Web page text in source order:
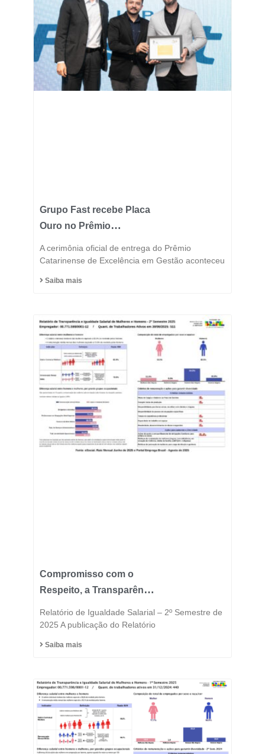
Grupo Fast recebe Placa
Ouro no Prêmio
Excelência 2025 e
A cerimônia oficial de entrega do Prêmio
Catarinense de Excelência em Gestão aconteceu
Saiba mais
Compromisso com o
Respeito, a Transparência
DNA do Grupo Fast
Relatório de Igualdade Salarial – 2º Semestre de
2025 A publicação do Relatório
Saiba mais